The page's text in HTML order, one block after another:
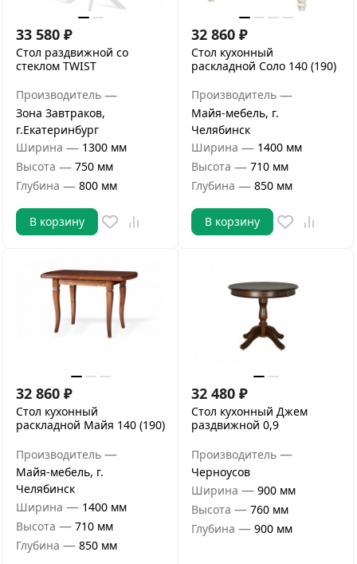
33 580 ₽
Стол раздвижной со
стеклом TWIST
Производитель —
Зона Завтраков,
г.Екатеринбург
Ширина — 1300 мм
Высота — 750 мм
Глубина — 800 мм
В корзину
32 860 ₽
Стол кухонный
раскладной Соло 140 (190)
Производитель —
Майя-мебель, г.
Челябинск
Ширина — 1400 мм
Высота — 710 мм
Глубина — 850 мм
В корзину
32 860 ₽
Стол кухонный
раскладной Майя 140 (190)
Производитель —
Майя-мебель, г.
Челябинск
Ширина — 1400 мм
Высота — 710 мм
Глубина — 850 мм
32 480 ₽
Стол кухонный Джем
раздвижной 0,9
Производитель —
Черноусов
Ширина — 900 мм
Высота — 760 мм
Глубина — 900 мм